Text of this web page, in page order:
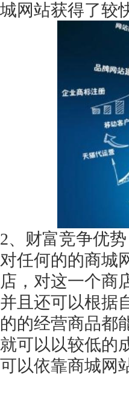
城网站获得了较
2、财富竞争优势
对任何的的商城
店，对这一个商
并且还可以根据
的的经营商品都
就可以以较低的
可以依靠商城网
获得产品报价
1万个想法不如1次的
扫码添加[商务总监]沟通方